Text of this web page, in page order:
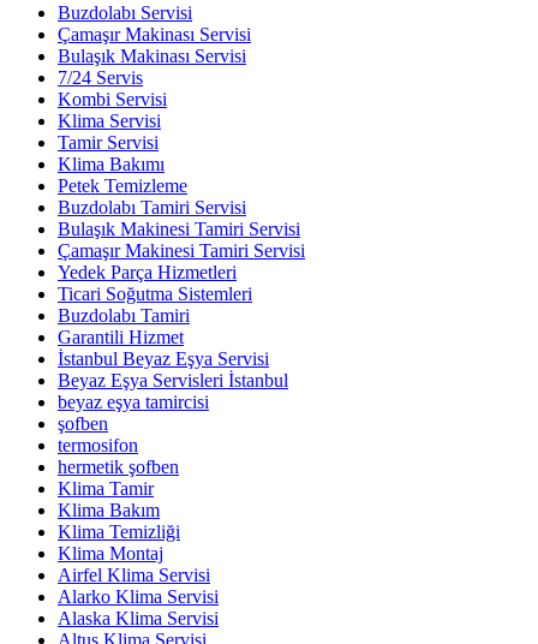
Buzdolabı Servisi
Çamaşır Makinası Servisi
Bulaşık Makinası Servisi
7/24 Servis
Kombi Servisi
Klima Servisi
Tamir Servisi
Klima Bakımı
Petek Temizleme
Buzdolabı Tamiri Servisi
Bulaşık Makinesi Tamiri Servisi
Çamaşır Makinesi Tamiri Servisi
Yedek Parça Hizmetleri
Ticari Soğutma Sistemleri
Buzdolabı Tamiri
Garantili Hizmet
İstanbul Beyaz Eşya Servisi
Beyaz Eşya Servisleri İstanbul
beyaz eşya tamircisi
şofben
termosifon
hermetik şofben
Klima Tamir
Klima Bakım
Klima Temizliği
Klima Montaj
Airfel Klima Servisi
Alarko Klima Servisi
Alaska Klima Servisi
Altus Klima Servisi